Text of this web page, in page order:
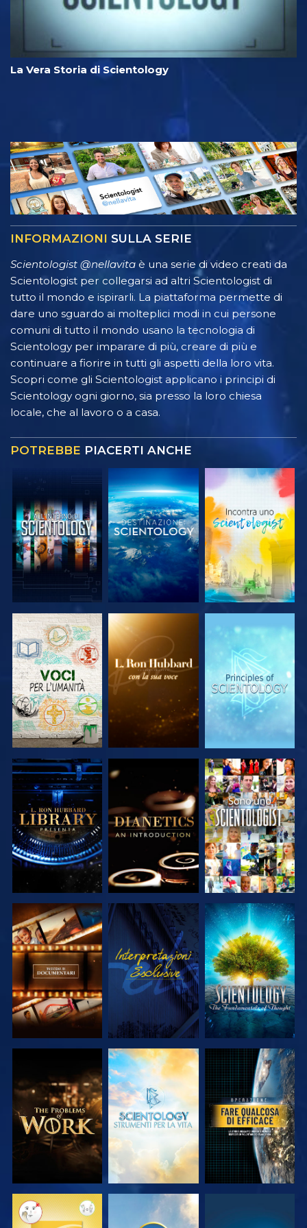
La Vera Storia di Scientology
INFORMAZIONI SULLA SERIE
Scientologist @nellavita è una serie di video creati da
Scientologist per collegarsi ad altri Scientologist di
tutto il mondo e ispirarli. La piattaforma permette di
dare uno sguardo ai molteplici modi in cui persone
comuni di tutto il mondo usano la tecnologia di
Scientology per imparare di più, creare di più e
continuare a fiorire in tutti gli aspetti della loro vita.
Scopri come gli Scientologist applicano i principi di
Scientology ogni giorno, sia presso la loro chiesa
locale, che al lavoro o a casa.
POTREBBE PIACERTI ANCHE
ESPLORA LE
SERIE
ESPLORA LE
SERIE
ESPLORA LE
SERIE
ESPLORA LE
SERIE
ESPLORA LE
SERIE
GUARDA
ESPLORA LE
SERIE
GUARDA
ESPLORA LE
SERIE
ESPLORA LE
SERIE
ESPLORA LE
SERIE
GUARDA